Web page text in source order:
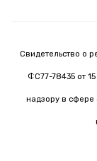
Свидетельство о
ФС77-78435 от
надзору в сфере